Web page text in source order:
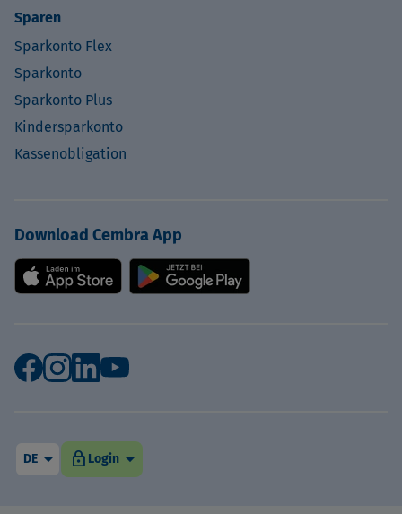
Sparen
Sparkonto Flex
Sparkonto
Sparkonto Plus
Kindersparkonto
Kassenobligation
Download Cembra App
arrow_drop_down
DE arrow_drop_down
Login
lock